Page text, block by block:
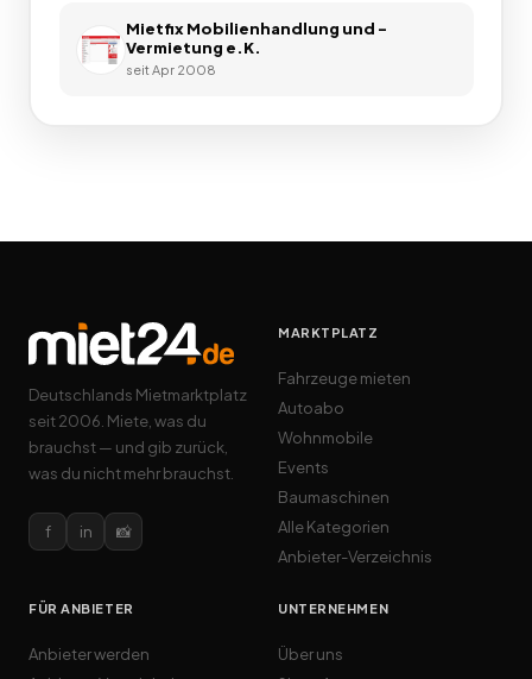
Mietfix Mobilienhandlung und -
Vermietung e.K.
seitApr 2008
Deutschlands Mietmarktplatz
seit 2006. Miete, was du
brauchst — und gib zurück,
was du nicht mehr brauchst.
f in 📸
MARKTPLATZ
Fahrzeuge mieten
Autoabo
Wohnmobile
Events
Baumaschinen
Alle Kategorien
Anbieter-Verzeichnis
FÜR ANBIETER
Anbieter werden
UNTERNEHMEN
Über uns